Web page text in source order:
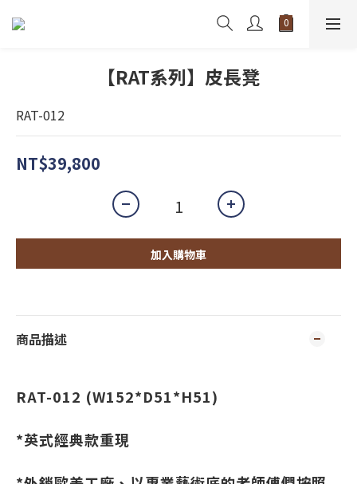
【RAT系列】皮長凳
RAT-012
NT$39,800
加入購物車
商品描述
RAT-012 (W152*D51*H51)
*英式經典款重現